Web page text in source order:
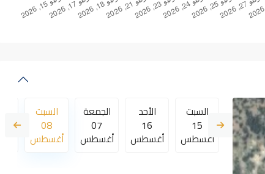
الجمعة
14
أغسطس
السبت
15
أغسطس
الأحد
16
أغسطس
الجمعة
07
أغسطس
السبت
08
أغسطس